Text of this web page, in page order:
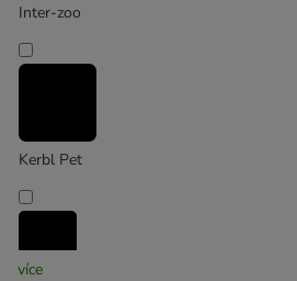
Inter-zoo
Kerbl Pet
více